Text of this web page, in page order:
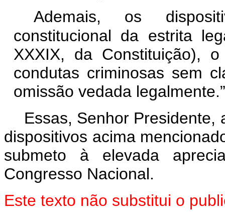
Ademais, os
constitucional da estrita
XXXIX, da Constituição),
condutas criminosas sem
omissão vedada legalmente.”
Essas, Senhor Presidente,
dispositivos acima
submeto à elevada
Congresso Nacional.
Este texto não substitui o